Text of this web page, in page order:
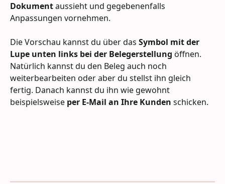
Dokument aussieht und gegebenenfalls
Anpassungen vornehmen.
Die Vorschau kannst du über das Symbol mit der
Lupe unten links bei der Belegerstellung öffnen.
Natürlich kannst du den Beleg auch noch
weiterbearbeiten oder aber du stellst ihn gleich
fertig. Danach kannst du ihn wie gewohnt
beispielsweise per E-Mail an Ihre Kunden schicken.